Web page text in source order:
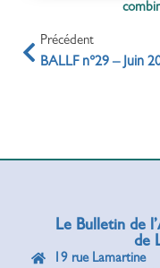
Précédent
BALLF n°29 – Juin
Le Bulletin de
de
19 rue Lamartine